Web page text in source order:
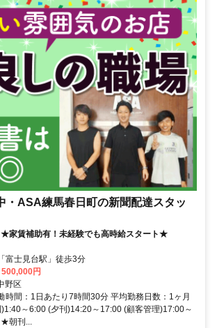
・ASA練馬春日町の新聞配達スタッ
家賃補助有！未経験でも高時給スタート★
富士見台駅」徒歩3分
円
野区
時間：1日あたり7時間30分 平均勤務日数：1ヶ月
～6:00 (夕刊)14:20～17:00 (顧客管理)17:00～
★朝刊...